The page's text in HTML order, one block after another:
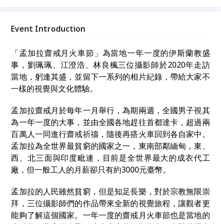
Event Introduction
「孟加拉齋戒月火車節」為當地一年一度的伊斯蘭教盛
事，劉珮珮、江澄浩、林良楓三位攝影師於2020年走訪
當地，躬逢其盛，並留下一系列的相片紀錄，帶給大家不
一樣的視覺與文化體驗。
孟加拉齋戒月於每年一月舉行，為期兩週，全國男子視其
為一年一度的大事，並由全國各地趕往首都達卡，超過兩
百萬人一同進行齋戒祈禱，隨後再搭火車回到各自家中。
孟加拉為全世界最貧窮的國家之一，東南部鄰緬甸，東、
西、北三面與印度毗連，目前是全世界最大的成衣代工
廠，但一般工人的月薪卻只有約3000元臺幣。
孟加拉的人民雖然貧窮，但是知足長樂，對於宗教無限崇
拜，三位攝影師們的作品帶來全新的視覺旅程，讓觀者更
能夠了解這個國家。一年一度的齋戒月火車節也是當地的